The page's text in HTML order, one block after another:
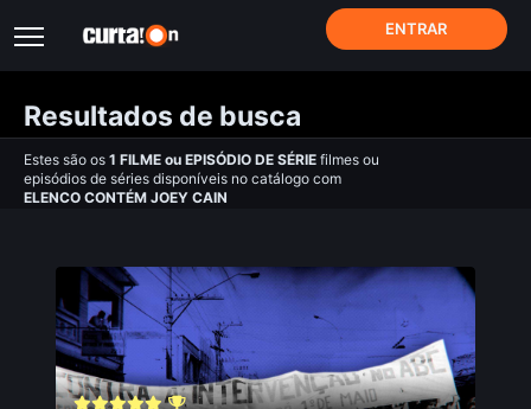
ENTRAR
Resultados de busca
Estes são os 1 FILME ou EPISÓDIO DE SÉRIE filmes ou
episódios de séries disponíveis no catálogo com
ELENCO CONTÉM JOEY CAIN